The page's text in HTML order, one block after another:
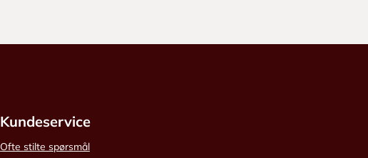
Kundeservice
Ofte stilte spørsmål